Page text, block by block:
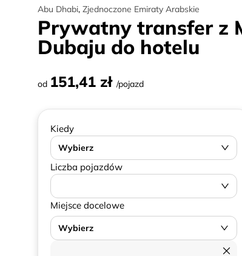
Abu Dhabi, Zjednoczone Emiraty Arabskie
Prywatny transfer z
Dubaju do hotelu
od 151,41 zł /pojazd
Kiedy
Wybierz
Liczba pojazdów
Miejsce docelowe
Wybierz